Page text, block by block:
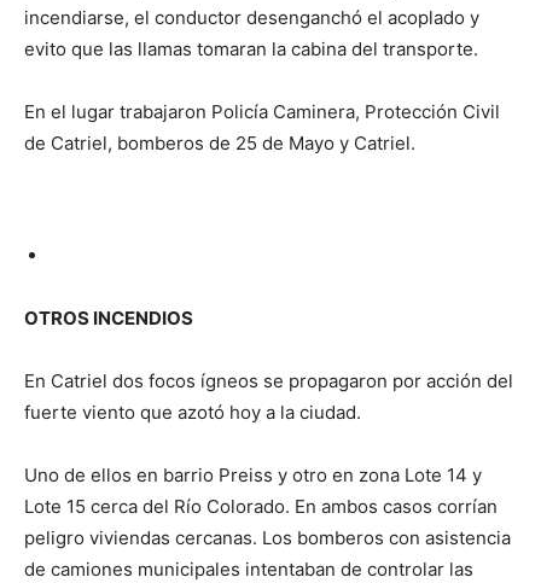
incendiarse, el conductor desenganchó el acoplado y
evito que las llamas tomaran la cabina del transporte.
En el lugar trabajaron Policía Caminera, Protección Civil
de Catriel, bomberos de 25 de Mayo y Catriel.
OTROS INCENDIOS
En Catriel dos focos ígneos se propagaron por acción del
fuerte viento que azotó hoy a la ciudad.
Uno de ellos en barrio Preiss y otro en zona Lote 14 y
Lote 15 cerca del Río Colorado. En ambos casos corrían
peligro viviendas cercanas. Los bomberos con asistencia
de camiones municipales intentaban de controlar las